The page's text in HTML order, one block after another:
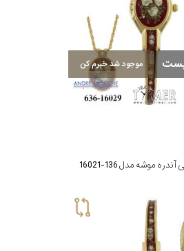
موجود شد خبرم کن
موشه مدل 136-16021